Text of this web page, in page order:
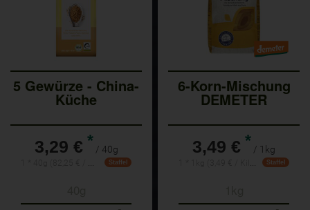
5 Gewürze - China-
Küche
3,29 € * / 40g
Staffel
6-Korn-Mischung
DEMETER
3,49 € * / 1kg
Staffel